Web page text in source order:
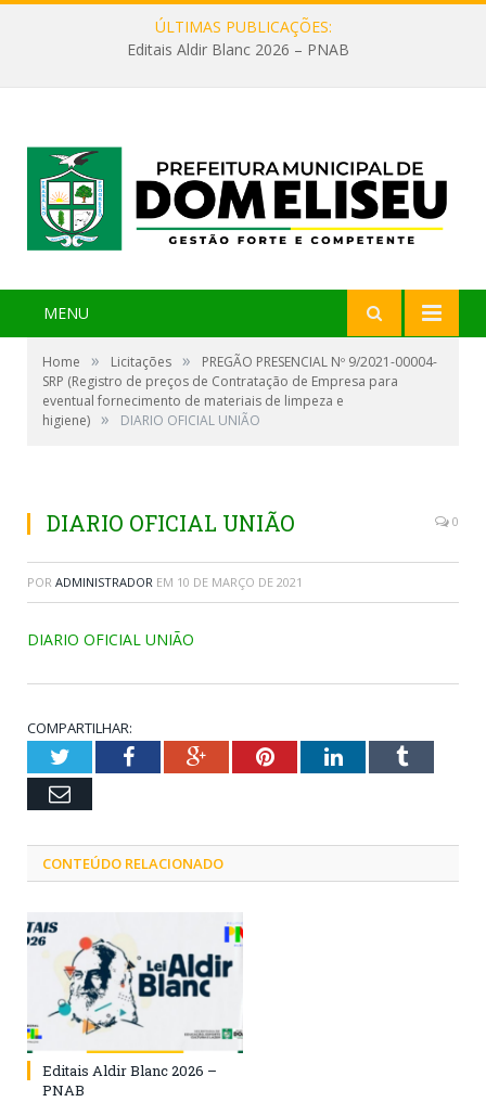
ÚLTIMAS PUBLICAÇÕES:
Editais Aldir Blanc 2026 – PNAB
MENU
Home » Licitações »
PREGÃO PRESENCIAL Nº 9/2021-00004-
SRP (Registro de preços de Contratação de Empresa para
eventual fornecimento de materiais de limpeza e
higiene) » DIARIO OFICIAL UNIÃO
DIARIO OFICIAL UNIÃO 0
POR ADMINISTRADOR EM 10 DE MARÇO DE 2021
DIARIO OFICIAL UNIÃO
COMPARTILHAR:
TwitterFacebookGoogle+PinterestLinkedInTumblr
Email
CONTEÚDO RELACIONADO
Editais Aldir Blanc 2026 –
PNAB